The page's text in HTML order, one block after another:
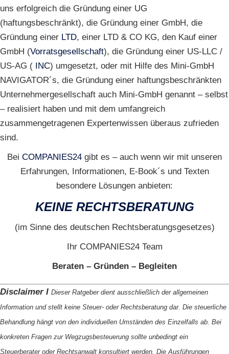
uns erfolgreich die Gründung einer UG
(haftungsbeschränkt), die Gründung einer GmbH, die
Gründung einer LTD, einer LTD & CO KG, den Kauf einer
GmbH (Vorratsgesellschaft), die Gründung einer US-LLC /
US-AG (
INC) umgesetzt, oder mit Hilfe des Mini-GmbH
NAVIGATOR´s, die Gründung einer haftungsbeschränkten
Unternehmergesellschaft auch Mini-GmbH genannt – selbst
– realisiert haben und mit dem umfangreich
zusammengetragenen Expertenwissen überaus zufrieden
sind.
Bei COMPANIES24 gibt es – auch wenn wir mit unseren
Erfahrungen, Informationen, E-Book´s und Texten
besondere Lösungen anbieten:
KEINE RECHTSBERATUNG
(im Sinne des deutschen Rechtsberatungsgesetzes)
Ihr COMPANIES24 Team
Beraten – Gründen – Begleiten
Disclaimer I Dieser Ratgeber dient ausschließlich der allgemeinen
Information und stellt keine Steuer- oder Rechtsberatung dar. Die steuerliche
Behandlung hängt von den individuellen Umständen des Einzelfalls ab. Bei
konkreten Fragen zur Wegzugsbesteuerung sollte unbedingt ein
Steuerberater oder Rechtsanwalt konsultiert werden. Die Ausführungen